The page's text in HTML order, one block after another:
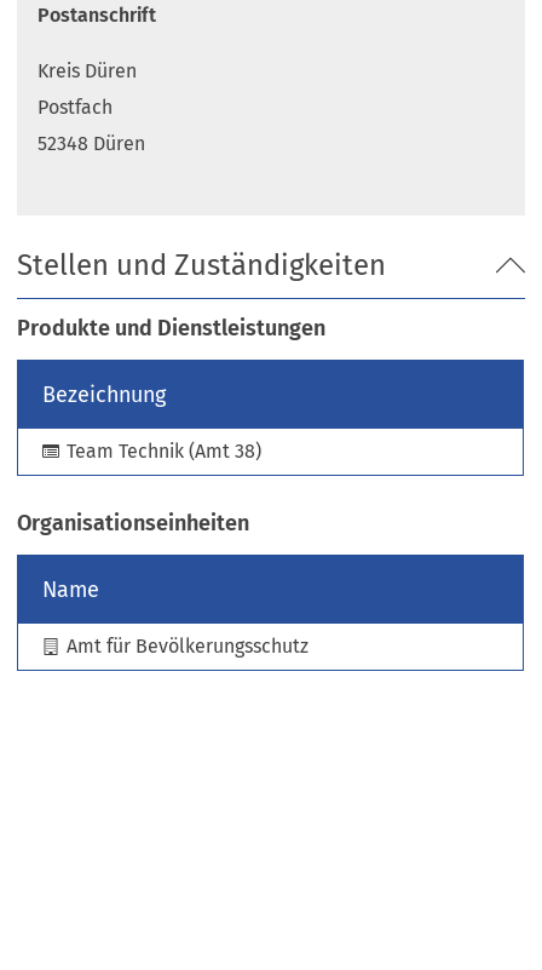
f
e
t
i
e
m
n
e
n
T
a
)
Postanschrift
Kreis Düren
Postfach
52348 Düren
Stellen und Zuständigkeiten
Produkte und Dienstleistungen
Bezeichnung
Team Technik (Amt 38)
Organisationseinheiten
Name
Amt für Bevölkerungsschutz